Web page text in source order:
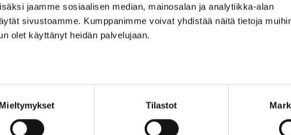
jaamme sosiaalisen median, mainosalan ja analytiikka-alan
sivustoamme. Kumppanimme voivat yhdistää näitä tietoja
olet käyttänyt heidän palvelujaan.
Mieltymykset Tilastot
and challenges”Jani Ketola, Sales & Operations Manager,
find workers,
bear in mind,
international worker’s perspective,Thanuja Ingves, Honkatalot
important things for immigrants and companies to